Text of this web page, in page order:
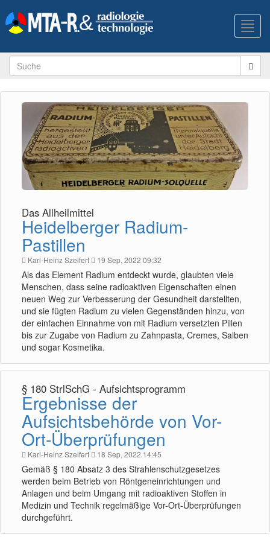
Das Allheilmittel
Heidelberger Radium-
Pastillen
Karl-Heinz Szeifert 19 Sep, 2022 09:32
Als das Element Radium entdeckt wurde, glaubten viele
Menschen, dass seine radioaktiven Eigenschaften einen
neuen Weg zur Verbesserung der Gesundheit darstellten,
und sie fügten Radium zu vielen Gegenständen hinzu, von
der einfachen Einnahme von mit Radium versetzten Pillen
bis zur Zugabe von Radium zu Zahnpasta, Cremes, Salben
und sogar Kosmetika.
§ 180 StrlSchG - Aufsichtsprogramm
Ergebnisse der
Aufsichtsbehörde von Vor-
Ort-Überprüfungen
Karl-Heinz Szeifert 18 Sep, 2022 14:45
Gemäß § 180 Absatz 3 des Strahlenschutzgesetzes
werden beim Betrieb von Röntgeneinrichtungen und
Anlagen und beim Umgang mit radioaktiven Stoffen in
Medizin und Technik regelmäßige Vor-Ort-Überprüfungen
durchgeführt.